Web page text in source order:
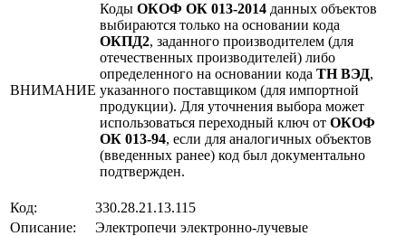
ВНИМАНИЕ
Коды ОКОФ ОК 013-2014 данных объектов
выбираются только на основании кода
ОКПД2, заданного производителем (для
отечественных производителей) либо
определенного на основании кода ТН ВЭД,
указанного поставщиком (для импортной
продукции). Для уточнения выбора может
использоваться переходный ключ от ОКОФ
ОК 013-94, если для аналогичных объектов
(введенных ранее) код был документально
подтвержден.
Код:
330.28.21.13.115
Описание:
Электропечи электронно-лучевые